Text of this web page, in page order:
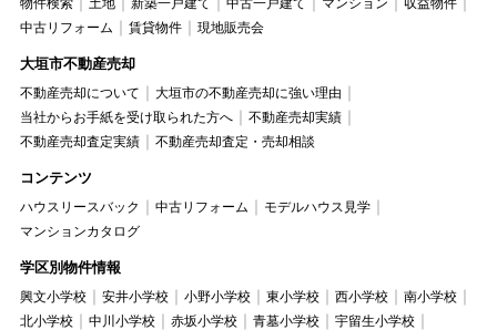
中古リフォーム
賃貸物件 現地販売会
大垣市不動産売却
不動産売却について
大垣市の不動産売却に強い理由
当社からお手紙を受け取られた方へ
不動産売却実績
不動産売却査定実績
不動産売却査定・売却相談
コンテンツ
ハウスリースバック 中古リフォーム
モデルハウス見学
マンションカタログ
学区別物件情報
興文小学校 安井小学校 小野小学校 東小学校 西小学校
南小学校
北小学校
中川小学校 赤坂小学校 青墓小学校
宇留生小学校